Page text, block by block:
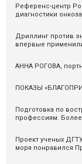
Референс-центр
диагностики
Дриллинг против
впервые
АННА РОГОВА,
ПОКАЗЫ
Подготовка по
профессиям. Более
Проект ученых
моря понравился